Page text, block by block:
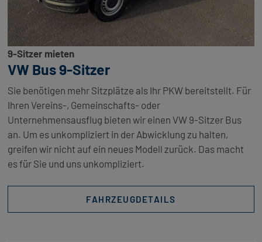
9-Sitzer mieten
VW Bus 9-Sitzer
Sie benötigen mehr Sitzplätze als Ihr PKW bereitstellt. Für
Ihren Vereins-, Gemeinschafts- oder
Unternehmensausflug bieten wir einen VW 9-Sitzer Bus
an. Um es unkompliziert in der Abwicklung zu halten,
greifen wir nicht auf ein neues Modell zurück. Das macht
es für Sie und uns unkompliziert.
FAHRZEUGDETAILS